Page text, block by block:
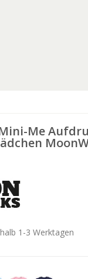
Me
1-3 Werktagen